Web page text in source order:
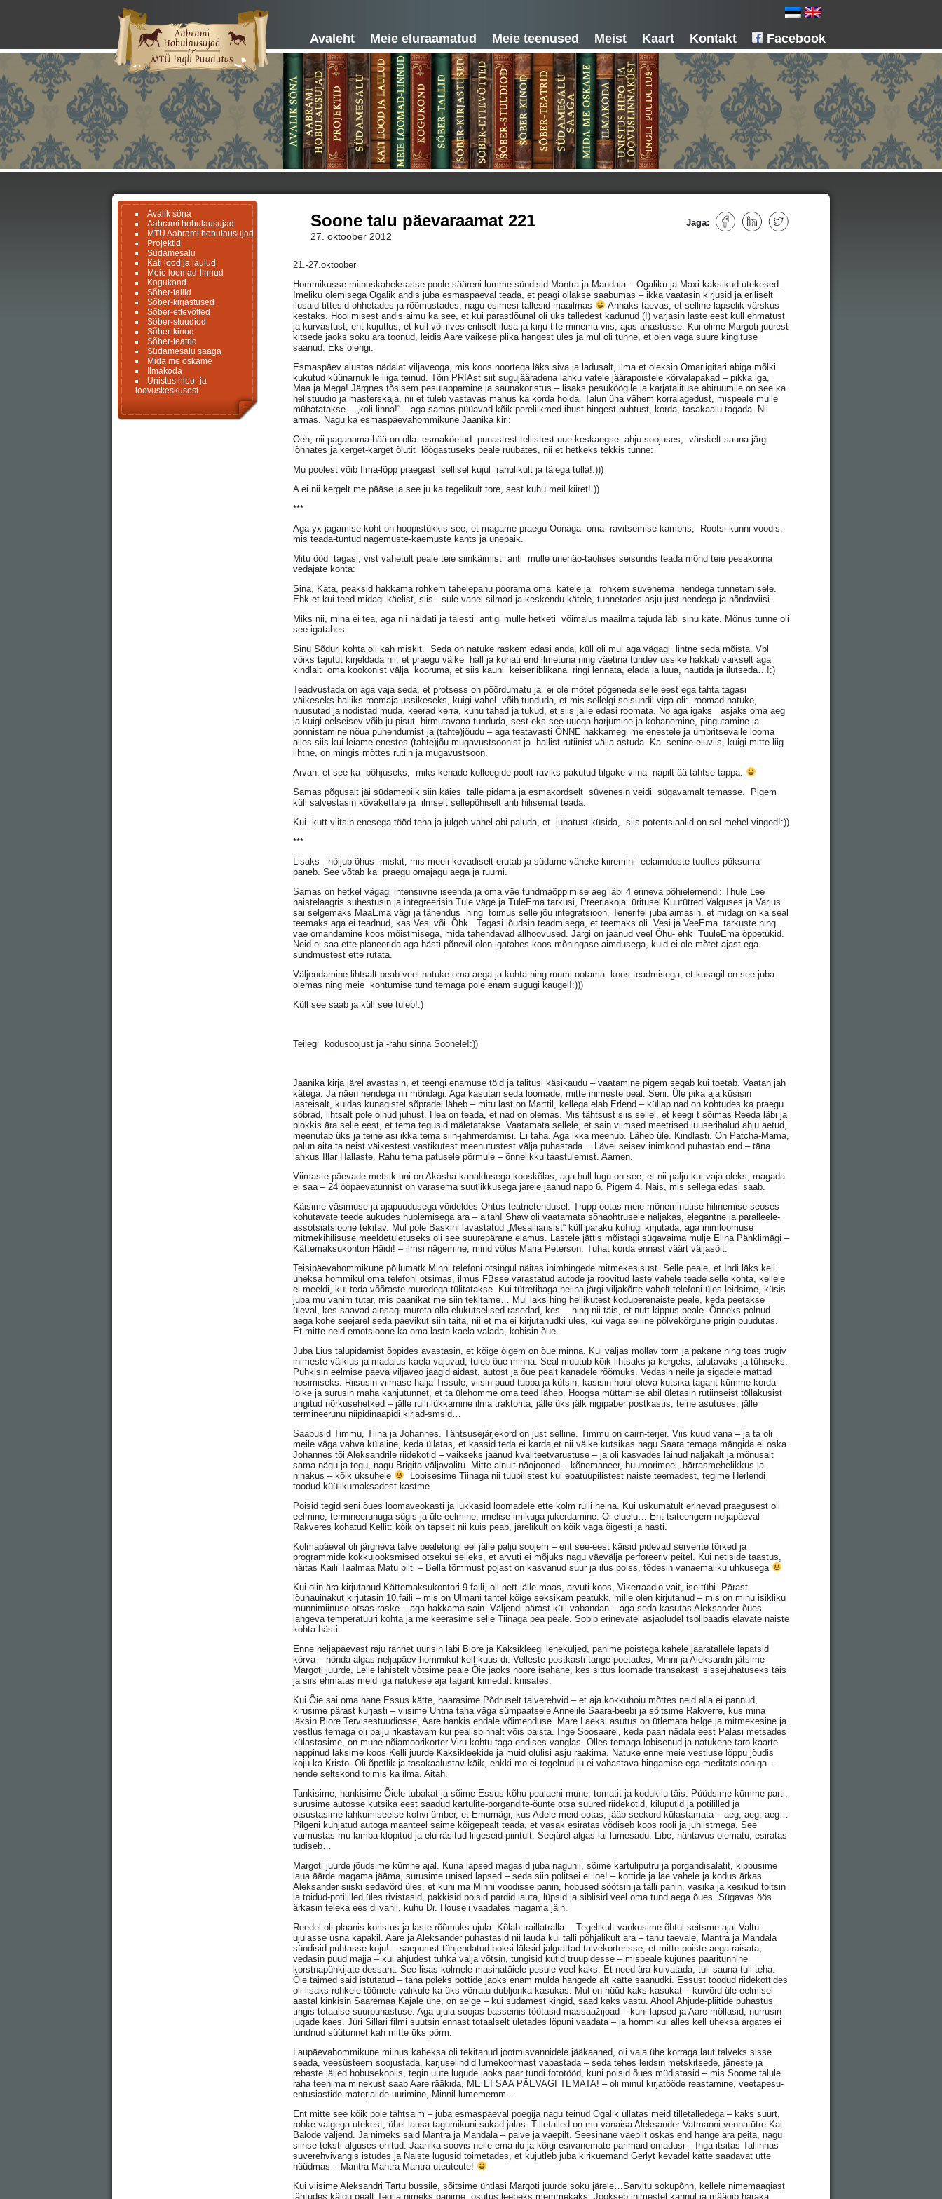
Avaleht Meie eluraamatud Meie teenused Meist Kaart Kontakt Facebook
Avalik sõna
Aabrami hobulausujad
MTÜ Aabrami hobulausujad
Projektid
Südamesalu
Kati lood ja laulud
Meie loomad-linnud
Kogukond
Sõber-tallid
Sõber-kirjastused
Sõber-ettevõtted
Sõber-stuudiod
Sõber-kinod
Sõber-teatrid
Südamesalu saaga
Mida me oskame
Ilmakoda
Unistus hipo- ja
loovuskeskusest
Soone talu päevaraamat 221
27. oktoober 2012
Jaga:
21.-27.oktoober
Hommikusse miinuskaheksasse poole sääreni lumme sündisid Mantra ja Mandala – Ogaliku ja Maxi kaksikud utekesed.
Imeliku olemisega Ogalik andis juba esmaspäeval teada, et peagi ollakse saabumas – ikka vaatasin kirjusid ja eriliselt
ilusaid tittesid ohhetades ja rõõmustades, nagu esimesi tallesid maailmas
Annaks taevas, et selline lapselik värskus
kestaks. Hoolimisest andis aimu ka see, et kui pärastlõunal oli üks talledest kadunud (!) varjasin laste eest küll ehmatust
ja kurvastust, ent kujutlus, et kull või ilves eriliselt ilusa ja kirju tite minema viis, ajas ahastusse. Kui olime Margoti juurest
kitsede jaoks soku ära toonud, leidis Aare väikese plika hangest üles ja mul oli tunne, et olen väga suure kingituse
saanud. Eks olengi.
Esmaspäev alustas nädalat viljaveoga, mis koos noortega läks siva ja ladusalt, ilma et oleksin Omariigitari abiga mõlki
kukutud küünarnukile liiga teinud. Tõin PRIAst siit sugujääradena lahku vatele jäärapoistele kõrvalapakad – pikka iga,
Maa ja Mega! Järgnes tõsisem pesulappamine ja saunakoristus – lisaks pesuköögile ja karjatalituse abiruumile on see ka
helistuudio ja masterskaja, nii et tuleb vastavas mahus ka korda hoida. Talun üha vähem korralagedust, mispeale mulle
mühatatakse – „koli linna!“ – aga samas püüavad kõik pereliikmed ihust-hingest puhtust, korda, tasakaalu tagada. Nii
armas. Nagu ka esmaspäevahommikune Jaanika kiri:
Oeh, nii paganama hää on olla esmaköetud punastest tellistest uue keskaegse ahju soojuses, värskelt sauna järgi
lõhnates ja kerget-karget õlutit lõõgastuseks peale rüübates, nii et hetkeks tekkis tunne:
Mu poolest võib Ilma-lõpp praegast sellisel kujul rahulikult ja täiega tulla!:)))
A ei nii kergelt me pääse ja see ju ka tegelikult tore, sest kuhu meil kiiret!.))
***
Aga yx jagamise koht on hoopistükkis see, et magame praegu Oonaga oma ravitsemise kambris, Rootsi kunni voodis,
mis teada-tuntud nägemuste-kaemuste kants ja unepaik.
Mitu ööd tagasi, vist vahetult peale teie siinkäimist anti mulle unenäo-taolises seisundis teada mõnd teie pesakonna
vedajate kohta:
Sina, Kata, peaksid hakkama rohkem tähelepanu pöörama oma kätele ja rohkem süvenema nendega tunnetamisele.
Ehk et kui teed midagi käelist, siis sule vahel silmad ja keskendu kätele, tunnetades asju just nendega ja nõndaviisi.
Miks nii, mina ei tea, aga nii näidati ja täiesti antigi mulle hetketi võimalus maailma tajuda läbi sinu käte. Mõnus tunne oli
see igatahes.
Sinu Sõduri kohta oli kah miskit. Seda on natuke raskem edasi anda, küll oli mul aga vägagi lihtne seda mõista. Vbl
võiks tajutut kirjeldada nii, et praegu väike hall ja kohati end ilmetuna ning väetina tundev ussike hakkab vaikselt aga
kindlalt oma kookonist välja kooruma, et siis kauni keiserliblikana ringi lennata, elada ja luua, nautida ja ilutseda…!:)
Teadvustada on aga vaja seda, et protsess on pöördumatu ja ei ole mõtet põgeneda selle eest ega tahta tagasi
väikeseks halliks roomaja-ussikeseks, kuigi vahel võib tunduda, et mis sellelgi seisundil viga oli: roomad natuke,
nuusutad ja nodistad muda, keerad kerra, kuhu tahad ja tukud, et siis jälle edasi roomata. No aga igaks asjaks oma aeg
ja kuigi eelseisev võib ju pisut hirmutavana tunduda, sest eks see uuega harjumine ja kohanemine, pingutamine ja
ponnistamine nõua pühendumist ja (tahte)jõudu – aga teatavasti ÕNNE hakkamegi me enestele ja ümbritsevaile looma
alles siis kui leiame enestes (tahte)jõu mugavustsoonist ja hallist rutiinist välja astuda. Ka senine eluviis, kuigi mitte liig
lihtne, on mingis mõttes rutiin ja mugavustsoon.
Arvan, et see ka põhjuseks, miks kenade kolleegide poolt raviks pakutud tilgake viina napilt ää tahtse tappa.
Samas põgusalt jäi südamepilk siin käies talle pidama ja esmakordselt süvenesin veidi sügavamalt temasse. Pigem
küll salvestasin kõvakettale ja ilmselt sellepõhiselt anti hilisemat teada.
Kui kutt viitsib enesega tööd teha ja julgeb vahel abi paluda, et juhatust küsida, siis potentsiaalid on sel mehel vinged!:))
***
Lisaks hõljub õhus miskit, mis meeli kevadiselt erutab ja südame väheke kiiremini eelaimduste tuultes põksuma
paneb. See võtab ka praegu omajagu aega ja ruumi.
Samas on hetkel vägagi intensiivne iseenda ja oma väe tundmaõppimise aeg läbi 4 erineva põhielemendi: Thule Lee
naistelaagris suhestusin ja integreerisin Tule väge ja TuleEma tarkusi, Preeriakoja üritusel Kuutütred Valguses ja Varjus
sai selgemaks MaaEma vägi ja tähendus ning toimus selle jõu integratsioon, Tenerifel juba aimasin, et midagi on ka seal
teemaks aga ei teadnud, kas Vesi või Õhk. Tagasi jõudsin teadmisega, et teemaks oli Vesi ja VeeEma tarkuste ning
väe omandamine koos mõistmisega, mida tähendavad allhoovused. Järgi on jäänud veel Õhu- ehk TuuleEma õppetükid.
Neid ei saa ette planeerida aga hästi põnevil olen igatahes koos mõningase aimdusega, kuid ei ole mõtet ajast ega
sündmustest ette rutata.
Väljendamine lihtsalt peab veel natuke oma aega ja kohta ning ruumi ootama koos teadmisega, et kusagil on see juba
olemas ning meie kohtumise tund temaga pole enam sugugi kaugel!:)))
Küll see saab ja küll see tuleb!:)
Teilegi kodusoojust ja -rahu sinna Soonele!:))
Jaanika kirja järel avastasin, et teengi enamuse töid ja talitusi käsikaudu – vaatamine pigem segab kui toetab. Vaatan jah
kätega. Ja näen nendega nii mõndagi. Aga kasutan seda loomade, mitte inimeste peal. Seni. Üle pika aja küsisin
lasteisalt, kuidas kunagistel sõpradel läheb – mitu last on Marttil, kellega elab Erlend – küllap nad on kohtudes ka praegu
sõbrad, lihtsalt pole olnud juhust. Hea on teada, et nad on olemas. Mis tähtsust siis sellel, et keegi t sõimas Reeda läbi ja
blokkis ära selle eest, et tema tegusid mäletatakse. Vaatamata sellele, et sain viimsed meetrised luuserihalud ahju aetud,
meenutab üks ja teine asi ikka tema siin-jahmerdamisi. Ei taha. Aga ikka meenub. Läheb üle. Kindlasti. Oh Patcha-Mama,
palun aita ta neist väikestest vastikutest meenutustest välja puhastada… Lävel seisev inimkond puhastab end – täna
lahkus Illar Hallaste. Rahu tema patusele põrmule – õnnelikku taastulemist. Aamen.
Viimaste päevade metsik uni on Akasha kanaldusega kooskõlas, aga hull lugu on see, et nii palju kui vaja oleks, magada
ei saa – 24 ööpäevatunnist on varasema suutlikkusega järele jäänud napp 6. Pigem 4. Näis, mis sellega edasi saab.
Käisime väsimuse ja ajapuudusega võideldes Ohtus teatrietendusel. Trupp ootas meie mõneminutise hilinemise seoses
kohutavate teede aukudes hüplemisega ära – aitäh! Shaw oli vaatamata sõnaohtrusele naljakas, elegantne ja paralleele-
assotsiatsioone tekitav. Mul pole Baskini lavastatud „Mesalliansist“ küll paraku kuhugi kirjutada, aga inimloomuse
mitmekihilisuse meeldetuletuseks oli see suurepärane elamus. Lastele jättis mõistagi sügavaima mulje Elina Pähklimägi –
Kättemaksukontori Häidi! – ilmsi nägemine, mind võlus Maria Peterson. Tuhat korda ennast väärt väljasõit.
Teisipäevahommikune põllumatk Minni telefoni otsingul näitas inimhingede mitmekesisust. Selle peale, et Indi läks kell
üheksa hommikul oma telefoni otsimas, ilmus FBsse varastatud autode ja röövitud laste vahele teade selle kohta, kellele
ei meeldi, kui teda võõraste muredega tülitatakse. Kui tütretibaga helina järgi viljakõrte vahelt telefoni üles leidsime, küsis
juba mu vanim tütar, mis paanikat me siin tekitame… Mul läks hing hellikutest koduperenaiste peale, keda peetakse
üleval, kes saavad ainsagi mureta olla elukutselised rasedad, kes… hing nii täis, et nutt kippus peale. Õnneks polnud
aega kohe seejärel seda päevikut siin täita, nii et ma ei kirjutanudki üles, kui väga selline põlvekõrgune prigin puudutas.
Et mitte neid emotsioone ka oma laste kaela valada, kobisin õue.
Juba Lius talupidamist õppides avastasin, et kõige õigem on õue minna. Kui väljas möllav torm ja pakane ning toas trügiv
inimeste väiklus ja madalus kaela vajuvad, tuleb õue minna. Seal muutub kõik lihtsaks ja kergeks, talutavaks ja tühiseks.
Pühkisin eelmise päeva viljaveo jäägid aidast, autost ja õue pealt kanadele rõõmuks. Vedasin neile ja sigadele mättad
nosimiseks. Riisusin viimase halja Tissule, viisin puud tuppa ja kütsin, kasisin hoiul oleva kutsika tagant kümme korda
loike ja surusin maha kahjutunnet, et ta ülehomme oma teed läheb. Hoogsa müttamise abil ületasin rutiinseist töllakusist
tingitud nõrkusehetked – jälle rulli lükkamine ilma traktorita, jälle üks jälk riigipaber postkastis, teine asutuses, jälle
termineerunu niipidinaapidi kirjad-smsid…
Saabusid Timmu, Tiina ja Johannes. Tähtsusejärjekord on just selline. Timmu on cairn-terjer. Viis kuud vana – ja ta oli
meile väga vahva külaline, keda üllatas, et kassid teda ei karda,et nii väike kutsikas nagu Saara temaga mängida ei oska.
Johannes tõi Aleksandrile riidekotid – väikseks jäänud kvaliteetvarustuse – ja oli kasvades läinud naljakalt ja mõnusalt
sama nägu ja tegu, nagu Brigita väljavalitu. Mitte ainult näojooned – kõnemaneer, huumorimeel, härrasmehelikkus ja
ninakus – kõik üksühele
Lobisesime Tiinaga nii tüüpilistest kui ebatüüpilistest naiste teemadest, tegime Herlendi
toodud küülikumaksadest kastme.
Poisid tegid seni õues loomaveokasti ja lükkasid loomadele ette kolm rulli heina. Kui uskumatult erinevad praegusest oli
eelmine, termineerunuga-sügis ja üle-eelmine, imelise imikuga jukerdamine. Oi eluelu… Ent tsiteerigem neljapäeval
Rakveres kohatud Kellit: kõik on täpselt nii kuis peab, järelikult on kõik väga õigesti ja hästi.
Kolmapäeval oli järgneva talve pealetungi eel jälle palju soojem – ent see-eest käisid pidevad serverite tõrked ja
programmide kokkujooksmised otsekui selleks, et arvuti ei mõjuks nagu väevälja perforeeriv peitel. Kui netiside taastus,
näitas Kaili Taalmaa Matu pilti – Bella tõmmust pojast on kasvanud suur ja ilus poiss, tõdesin vanaemaliku uhkusega
Kui olin ära kirjutanud Kättemaksukontori 9.faili, oli nett jälle maas, arvuti koos, Vikerraadio vait, ise tühi. Pärast
lõunauinakut kirjutasin 10.faili – mis on Ulmani tahtel kõige seksikam peatükk, mille olen kirjutanud – mis on minu isikliku
munnimiinuse otsas raske – aga hakkama sain. Väljendi pärast küll vabandan – aga seda kasutas Aleksander õues
langeva temperatuuri kohta ja me keerasime selle Tiinaga pea peale. Sobib erinevatel asjaoludel tsölibaadis elavate naiste
kohta hästi.
Enne neljapäevast raju rännet uurisin läbi Biore ja Kaksikleegi leheküljed, panime poistega kahele jääratallele lapatsid
kõrva – nõnda algas neljapäev hommikul kell kuus dr. Velleste postkasti tange poetades, Minni ja Aleksandri jätsime
Margoti juurde, Lelle lähistelt võtsime peale Õie jaoks noore isahane, kes sittus loomade transakasti sissejuhatuseks täis
ja siis ehmatas meid iga natukese aja tagant kimedalt kriisates.
Kui Õie sai oma hane Essus kätte, haarasime Põdruselt talverehvid – et aja kokkuhoiu mõttes neid alla ei pannud,
kirusime pärast kurjasti – viisime Uhtna taha väga sümpaatsele Annelile Saara-beebi ja sõitsime Rakverre, kus mina
läksin Biore Tervisestuudiosse, Aare hankis endale võimenduse. Mare Laeksi asutus on ütlemata helge ja mitmekesine ja
vestlus temaga oli palju rikastavam kui pealispinnalt võis paista. Inge Soosaarel, keda paari nädala eest Palasi metsades
külastasime, on muhe nõiamoorikorter Viru kohtu taga endises vanglas. Olles temaga lobisenud ja natukene taro-kaarte
näppinud läksime koos Kelli juurde Kaksikleekide ja muid olulisi asju rääkima. Natuke enne meie vestluse lõppu jõudis
koju ka Kristo. Oli õpetlik ja tasakaalustav käik, ehkki me ei tegelnud ju ei vabastava hingamise ega meditatsiooniga –
nende seltskond toimis ka ilma. Aitäh.
Tankisime, hankisime Õiele tubakat ja sõime Essus kõhu pealaeni mune, tomatit ja kodukilu täis. Püüdsime kümme parti,
surusime autosse kutsika eest saadud kartulite-porgandite-õunte otsa suured riidekotid, kilupütid ja potililled ja
otsustasime lahkumiseelse kohvi ümber, et Emumägi, kus Adele meid ootas, jääb seekord külastamata – aeg, aeg, aeg…
Pilgeni kuhjatud autoga maanteel saime kõigepealt teada, et vasak esiratas võdiseb koos rooli ja juhiistmega. See
vaimustas mu lamba-klopitud ja elu-räsitud liigeseid piiritult. Seejärel algas lai lumesadu. Libe, nähtavus olematu, esiratas
tudiseb…
Margoti juurde jõudsime kümne ajal. Kuna lapsed magasid juba nagunii, sõime kartuliputru ja porgandisalatit, kippusime
laua äärde magama jääma, surusime unised lapsed – seda siin politsei ei loe! – kottide ja lae vahele ja kodus ärkas
Aleksander siiski sedavõrd üles, et kuni ma Minni voodisse panin, hobused söötsin ja talli panin, vasika ja kesikud toitsin
ja toidud-potililled üles rivistasid, pakkisid poisid pardid lauta, lüpsid ja siblisid veel oma tund aega õues. Sügavas öös
ärkasin teleka ees diivanil, kuhu Dr. House’i vaadates magama jäin.
Reedel oli plaanis koristus ja laste rõõmuks ujula. Kõlab traillatralla… Tegelikult vankusime õhtul seitsme ajal Valtu
ujulasse üsna käpakil. Aare ja Aleksander puhastasid nii lauda kui talli põhjalikult ära – tänu taevale, Mantra ja Mandala
sündisid puhtasse koju! – saepurust tühjendatud boksi läksid jalgrattad talvekorterisse, et mitte poiste aega raisata,
vedasin puud majja – kui ahjudest tuhka välja võtsin, tungisid kutid truupidesse – mispeale kujunes paaritunnine
korstnapühkijate dessant. See lisas kolmele masinatäiele pesule veel kaks. Et need ära kuivatada, tuli sauna tuli teha.
Õie taimed said istutatud – täna poleks pottide jaoks enam mulda hangede alt kätte saanudki. Essust toodud riidekottides
oli lisaks rohkele tööriiete valikule ka üks võrratu dubljonka kasukas. Mul on nüüd kaks kasukat – kuivõrd üle-eelmisel
aastal kinkisin Saaremaa Kajale ühe, on selge – kui südamest kingid, saad kaks vastu. Ahoo! Ahjude-pliitide puhastus
tingis totaalse suurpuhastuse. Aga ujula soojas basseinis töötasid massaažijoad – kuni lapsed ja Aare möllasid, nurrusin
jugade käes. Jüri Sillari filmi suutsin ennast totaalselt ületades lõpuni vaadata – ja hommikul alles kell üheksa ärgates ei
tundnud süütunnet kah mitte üks põrm.
Laupäevahommikune miinus kaheksa oli tekitanud jootmisvannidele jääkaaned, oli vaja ühe korraga laut talveks sisse
seada, veesüsteem soojustada, karjuselindid lumekoormast vabastada – seda tehes leidsin metskitsede, jäneste ja
rebaste jäljed hobusekoplis, tegin uute lugude jaoks paar tundi fototööd, kuni poisid õues müdistasid – mis Soome talule
raha teenima minekust saab Aare rääkida, ME EI SAA PÄEVAGI TEMATA! – oli minul kirjatööde reastamine, veetapesu-
entusiastide materjalide uurimine, Minnil lumememm…
Ent mitte see kõik pole tähtsaim – juba esmaspäeval poegija nägu teinud Ogalik üllatas meid tilletalledega – kaks suurt,
rohke valgega utekest, ühel lausa tagumikuni sukad jalas. Tilletalled on mu vanaisa Aleksander Vatmanni vennatütre Kai
Balode väljend. Ja nimeks said Mantra ja Mandala – palve ja väepilt. Seesinane väepilt oskas end hange ära peita, nagu
siinse teksti alguses ohitud. Jaanika soovis neile ema ilu ja kõigi esivanemate parimaid omadusi – Inga itsitas Tallinnas
suverehvivangis istudes ja Naiste lugusid toimetades, et kujutleb juba kirikuemand Gerlyt kevadel kätte saadavat utte
hüüdmas – Mantra-Mantra-Mantra-uteuteute!
Kui viisime Aleksandri Tartu bussile, sõitsime ühtlasi Margoti juurde soku järele…Sarvitu sokupõnn, kellele nimemaagiast
lähtudes käigu pealt Tegija nimeks panime, osutus leebeks memmekaks. Jookseb inimestel kannul ja määgib haraka